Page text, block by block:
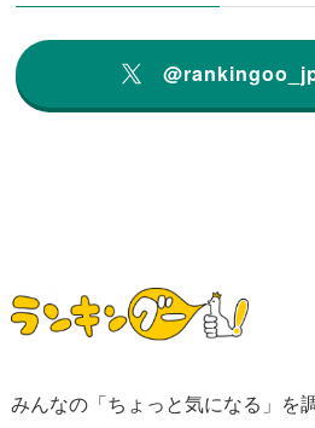
みんなの「ちょっと気になる」を